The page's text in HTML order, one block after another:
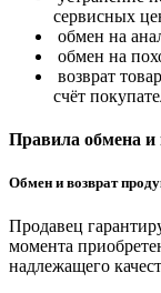
сервисных
обмен на
обмен на
возврат
счёт
Правила обмена и
Обмен и возврат
Продавец
момента
надлежащего